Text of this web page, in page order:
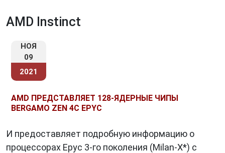
AMD Instinct
НОЯ
09
2021
AMD ПРЕДСТАВЛЯЕТ 128-ЯДЕРНЫЕ ЧИПЫ
BERGAMO ZEN 4C EPYC
И предоставляет подробную информацию о
процессорах Epyc 3-го поколения (Milan-X*) с